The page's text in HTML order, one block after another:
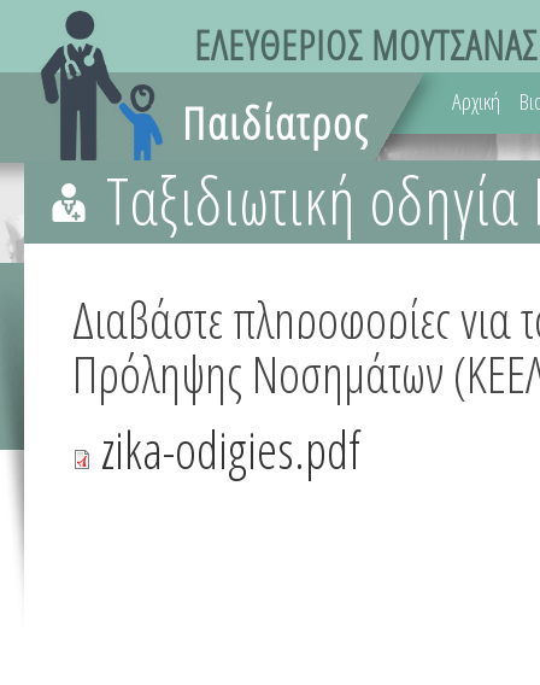
Αρχική
Ταξιδιωτική
Διαβάστε πληροφορίες για
Πρόληψης Νοσημάτων
zika-odigies.pdf